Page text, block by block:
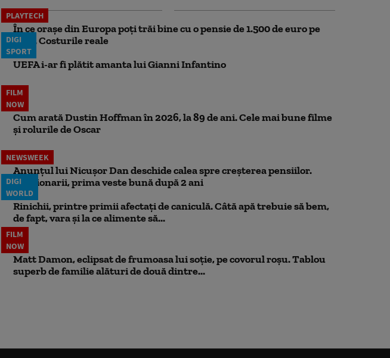
PLAYTECH
În ce orașe din Europa poți trăi bine cu o pensie de 1.500 de euro pe
lună. Costurile reale
DIGI
SPORT
UEFA i-ar fi plătit amanta lui Gianni Infantino
FILM
NOW
Cum arată Dustin Hoffman în 2026, la 89 de ani. Cele mai bune filme
și rolurile de Oscar
NEWSWEEK
Anunțul lui Nicușor Dan deschide calea spre creșterea pensiilor.
Pensionarii, prima veste bună după 2 ani
DIGI
WORLD
Rinichii, printre primii afectați de caniculă. Câtă apă trebuie să bem,
de fapt, vara și la ce alimente să...
FILM
NOW
Matt Damon, eclipsat de frumoasa lui soție, pe covorul roșu. Tablou
superb de familie alături de două dintre...